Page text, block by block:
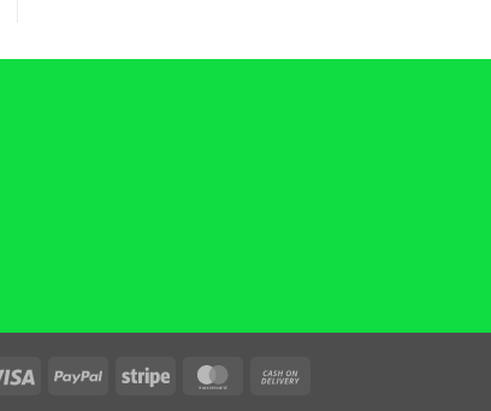
Visa PayPal Stripe MasterCard